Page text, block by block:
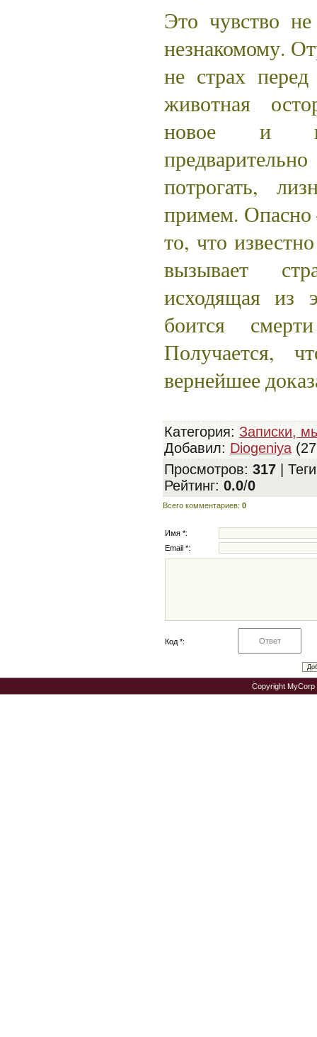
Это чувство
незнакомому.
не страх
животная
новое и
потрогать,
примем.
то, что
вызывает
исходящая из
боится
Получается,
вернейшее
Категория: Записки,
Добавил: Diogeniya
Просмотров: 317 | Теги
Рейтинг: 0.0/0
Всего комментариев: 0
Имя *:
Email *:
Код *:
Copyright MyCorp